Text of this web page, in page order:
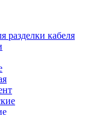
разделки кабеля